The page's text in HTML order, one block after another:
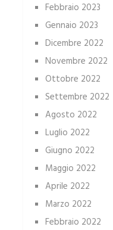
Febbraio 2023
Gennaio 2023
Dicembre 2022
Novembre 2022
Ottobre 2022
Settembre 2022
Agosto 2022
Luglio 2022
Giugno 2022
Maggio 2022
Aprile 2022
Marzo 2022
Febbraio 2022